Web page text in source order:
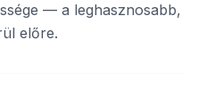
— a leghasznosabb,
előre.